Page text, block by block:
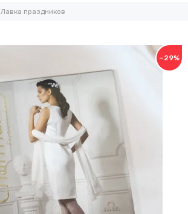
Лавка праздников
−29%